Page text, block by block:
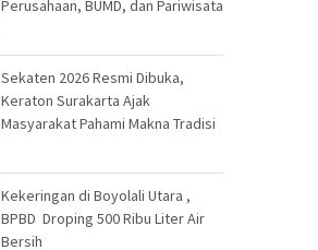
Perusahaan, BUMD, dan Pariwisata
Sekaten 2026 Resmi Dibuka,
Keraton Surakarta Ajak
Masyarakat Pahami Makna Tradisi
Kekeringan di Boyolali Utara ,
BPBD Droping 500 Ribu Liter Air
Bersih